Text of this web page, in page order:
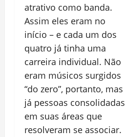
atrativo como banda.
Assim eles eram no
início – e cada um dos
quatro já tinha uma
carreira individual. Não
eram músicos surgidos
“do zero”, portanto, mas
já pessoas consolidadas
em suas áreas que
resolveram se associar.